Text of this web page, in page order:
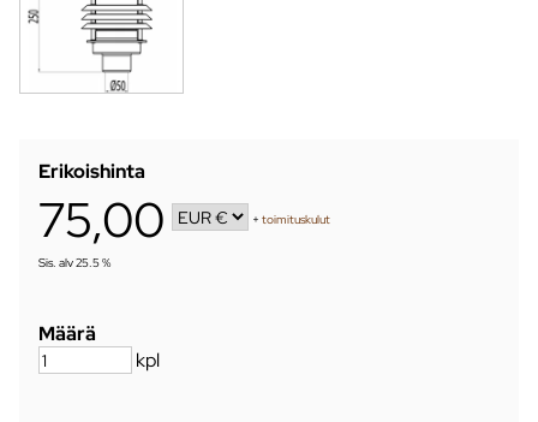
Erikoishinta
75,00 +toimituskulut
Sis. alv 25.5 %
Määrä
kpl